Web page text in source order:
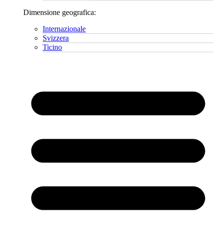
Dimensione geografica:
Internazionale
Svizzera
Ticino